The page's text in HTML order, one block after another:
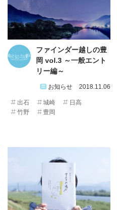
ファインダー越しの豊
岡 vol.3 ～一般エント
リー編～
お知らせ 2018.11.06
出石 城崎
日高
竹野
豊岡